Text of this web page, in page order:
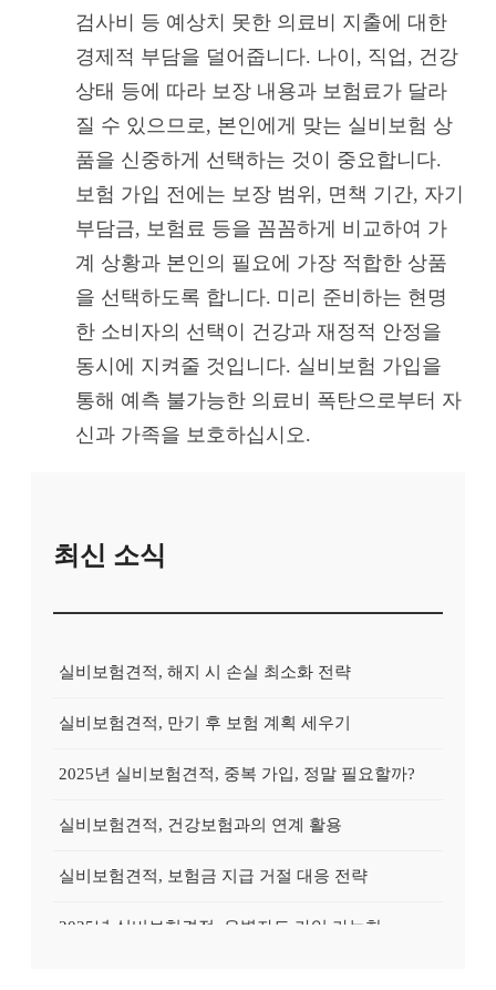
검사비 등 예상치 못한 의료비 지출에 대한
경제적 부담을 덜어줍니다. 나이, 직업, 건강
상태 등에 따라 보장 내용과 보험료가 달라
질 수 있으므로, 본인에게 맞는 실비보험 상
품을 신중하게 선택하는 것이 중요합니다.
보험 가입 전에는 보장 범위, 면책 기간, 자기
부담금, 보험료 등을 꼼꼼하게 비교하여 가
계 상황과 본인의 필요에 가장 적합한 상품
을 선택하도록 합니다. 미리 준비하는 현명
한 소비자의 선택이 건강과 재정적 안정을
동시에 지켜줄 것입니다. 실비보험 가입을
통해 예측 불가능한 의료비 폭탄으로부터 자
신과 가족을 보호하십시오.
최신 소식
실비보험견적, 해지 시 손실 최소화 전략
실비보험견적, 만기 후 보험 계획 세우기
2025년 실비보험견적, 중복 가입, 정말 필요할까?
실비보험견적, 건강보험과의 연계 활용
실비보험견적, 보험금 지급 거절 대응 전략